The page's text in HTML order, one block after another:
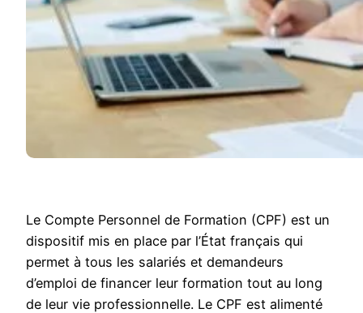
Le Compte Personnel de Formation (CPF) est un
dispositif mis en place par l’État français qui
permet à tous les salariés et demandeurs
d’emploi de financer leur formation tout au long
de leur vie professionnelle. Le CPF est alimenté